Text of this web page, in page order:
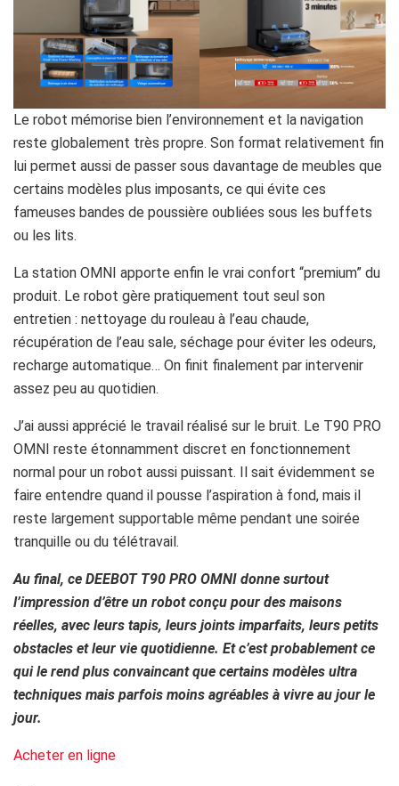
Le robot mémorise bien l’environnement et la navigation
reste globalement très propre. Son format relativement fin
lui permet aussi de passer sous davantage de meubles que
certains modèles plus imposants, ce qui évite ces
fameuses bandes de poussière oubliées sous les buffets
ou les lits.
La station OMNI apporte enfin le vrai confort “premium” du
produit. Le robot gère pratiquement tout seul son
entretien : nettoyage du rouleau à l’eau chaude,
récupération de l’eau sale, séchage pour éviter les odeurs,
recharge automatique… On finit finalement par intervenir
assez peu au quotidien.
J’ai aussi apprécié le travail réalisé sur le bruit. Le T90 PRO
OMNI reste étonnamment discret en fonctionnement
normal pour un robot aussi puissant. Il sait évidemment se
faire entendre quand il pousse l’aspiration à fond, mais il
reste largement supportable même pendant une soirée
tranquille ou du télétravail.
Au final, ce DEEBOT T90 PRO OMNI donne surtout
l’impression d’être un robot conçu pour des maisons
réelles, avec leurs tapis, leurs joints imparfaits, leurs petits
obstacles et leur vie quotidienne. Et c’est probablement ce
qui le rend plus convaincant que certains modèles ultra
techniques mais parfois moins agréables à vivre au jour le
jour.
Acheter en ligne